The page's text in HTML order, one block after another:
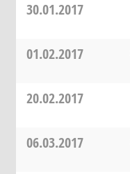
30.01.2017
01.02.2017
20.02.2017
06.03.2017